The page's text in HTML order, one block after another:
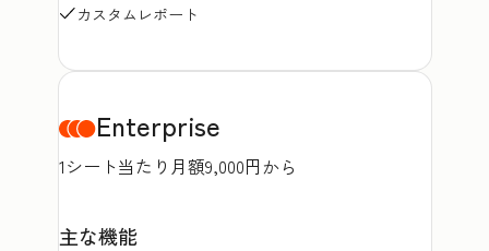
カスタムレポート
Enterprise
1シート当たり月額9,000円から
主な機能